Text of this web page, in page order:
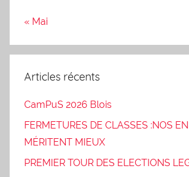
« Mai
Articles récents
CamPuS 2026 Blois
FERMETURES DE CLASSES :NOS
MÉRITENT MIEUX
PREMIER TOUR DES ELECTIONS